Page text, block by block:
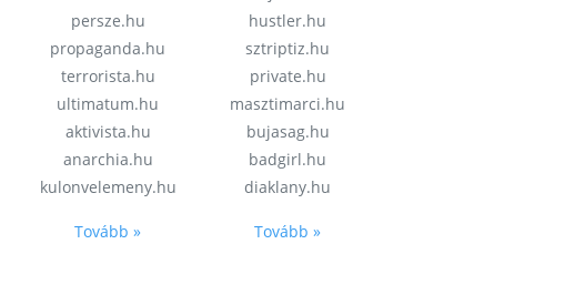
persze.hu
propaganda.hu
terrorista.hu
ultimatum.hu
aktivista.hu
anarchia.hu
kulonvelemeny.hu
Tovább »
hustler.hu
sztriptiz.hu
private.hu
masztimarci.hu
bujasag.hu
badgirl.hu
diaklany.hu
Tovább »